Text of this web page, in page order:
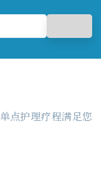
点护理疗程满足您